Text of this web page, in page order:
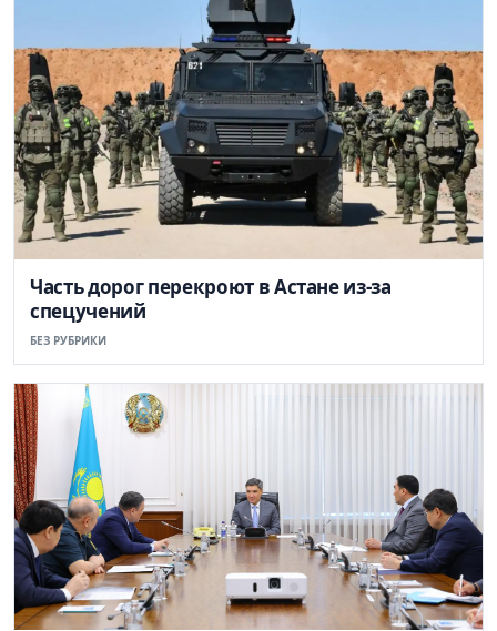
Часть дорог перекроют в Астане из-за
спецучений
БЕЗ РУБРИКИ